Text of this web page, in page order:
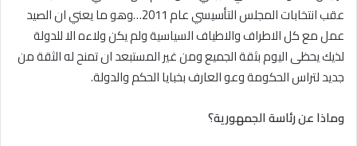
عقب انتخابات المجلس التأسيسي عام 2011…وهو ما يعني ان الصيد
عمل مع كل الاطراف والاطياف السياسية ولم يكن ولاءه الا للدولة
لذيك يحظى اليوم بثقة الجميع ومن غير المستبعد ان تمنح له الثقة من
جديد لتراس الحكومة وعو العارف بخبايا الحكم والدولة.
وماذا عن رئاسة الجمهورية؟